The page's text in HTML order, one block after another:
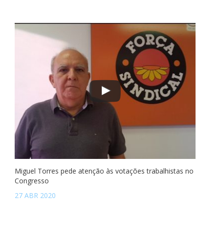
Miguel Torres pede atenção às votações trabalhistas no
Congresso
27 ABR 2020